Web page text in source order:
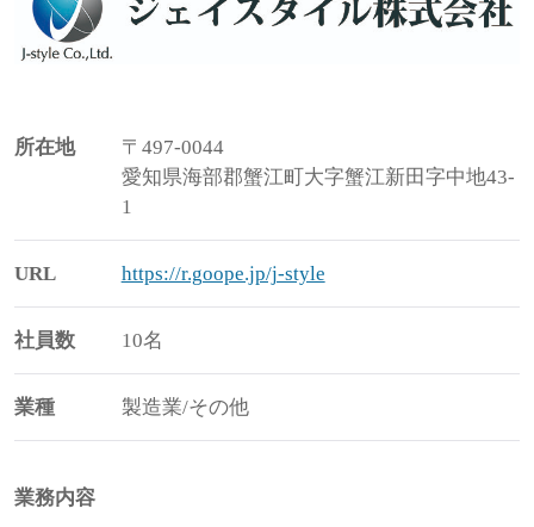
所在地
〒497-0044
愛知県海部郡蟹江町大字蟹江新田字中地43-
1
URL https://r.goope.jp/j-style
社員数 10名
業種 製造業/その他
業務内容